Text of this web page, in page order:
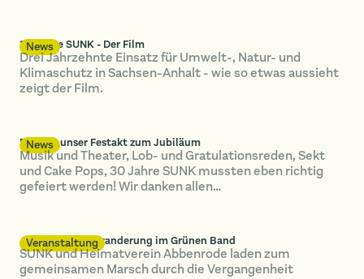
News
30 Jahre SUNK - Der Film
Drei Jahrzehnte Einsatz für Umwelt-, Natur- und
Klimaschutz in Sachsen-Anhalt - wie so etwas aussieht
zeigt der Film.
News
Das war unser Festakt zum Jubiläum
Musik und Theater, Lob- und Gratulationsreden, Sekt
und Cake Pops, 30 Jahre SUNK mussten eben richtig
gefeiert werden! Wir danken allen…
Veranstaltung
Jährliche Grenzwanderung im Grünen Band
SUNK und Heimatverein Abbenrode laden zum
gemeinsamen Marsch durch die Vergangenheit